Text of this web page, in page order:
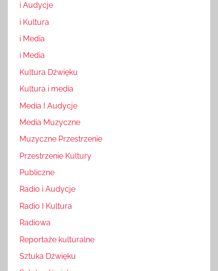
i Audycje
i Kultura
i Media
i Media
Kultura Dźwięku
Kultura i media
Media I Audycje
Media Muzyczne
Muzyczne Przestrzenie
Przestrzenie Kultury
Publiczne
Radio i Audycje
Radio I Kultura
Radiowa
Reportaże kulturalne
Sztuka Dźwięku